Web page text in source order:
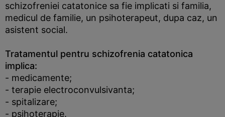
schizofreniei catatonice sa fie implicati si familia,
medicul de familie, un psihoterapeut, dupa caz, un
asistent social.
Tratamentul pentru schizofrenia catatonica
implica:
- medicamente;
- terapie electroconvulsivanta;
- spitalizare;
- psihoterapie.